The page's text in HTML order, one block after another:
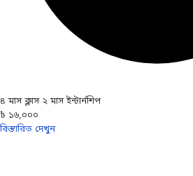
৪ মাস ক্লাস ২ মাস ইন্টার্নশিপ
৳ ১৬,০০০
বিস্তারিত দেখুন